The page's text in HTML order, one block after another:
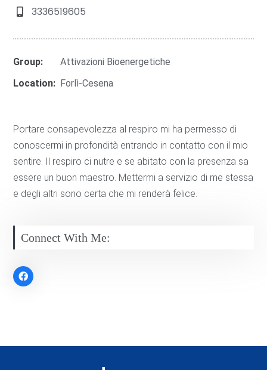
3336519605
Group:
Attivazioni Bioenergetiche
Location: Forlì-Cesena
Portare consapevolezza al respiro mi ha permesso di
conoscermi in profondità entrando in contatto con il mio
sentire. Il respiro ci nutre e se abitato con la presenza sa
essere un buon maestro. Mettermi a servizio di me stessa
e degli altri sono certa che mi renderà felice.
Connect With Me: